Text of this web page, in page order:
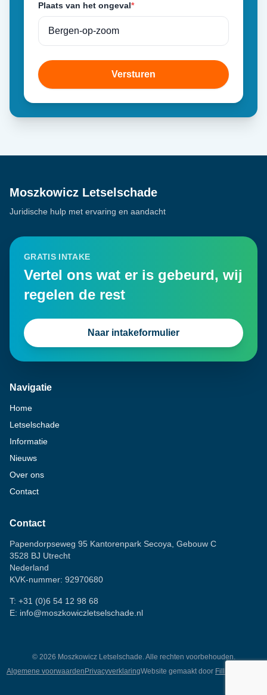
Plaats van het ongeval*
Versturen
Moszkowicz Letselschade
Juridische hulp met ervaring en aandacht
GRATIS INTAKE
Vertel ons wat er is gebeurd, wij
regelen de rest
Naar intakeformulier
Navigatie
Home
Letselschade
Informatie
Nieuws
Over ons
Contact
Contact
Papendorpseweg 95 Kantorenpark Secoya, Gebouw C
3528 BJ Utrecht
Nederland
KVK-nummer: 92970680
T: +31 (0)6 54 12 98 68
E: info@moszkowiczletselschade.nl
© 2026 Moszkowicz Letselschade. Alle rechten voorbehouden.
Algemene voorwaarden PrivacyverklaringWebsite gemaakt door Fillingscreens